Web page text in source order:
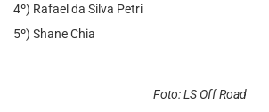
4º) Rafael da Silva Petri
5º) Shane Chia
Foto: LS Off Road